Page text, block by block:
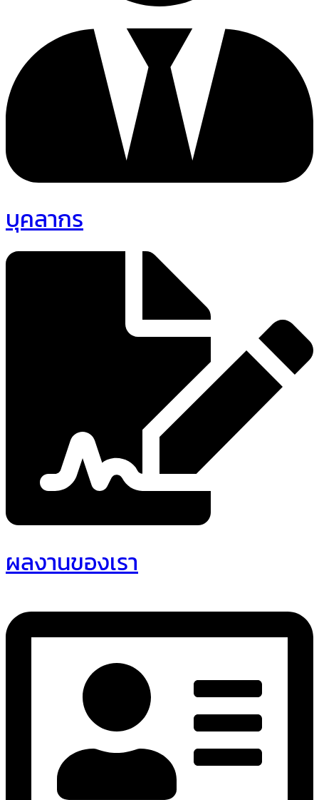
บุคลากร
ผลงานของเรา